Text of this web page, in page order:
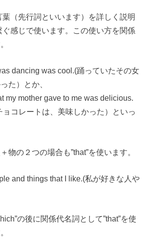
葉（先行詞といいます）を詳しく説明
ぐ感じで使います。この使い方を関係
dancing was cool.(踊っていたその女
た）とか、
my mother gave to me was delicious.
ョコレートは、美味しかった）といっ
物の２つの場合も”that”を使います。
and things that I like.(私が好きな人や
の後に関係代名詞として”that”を使